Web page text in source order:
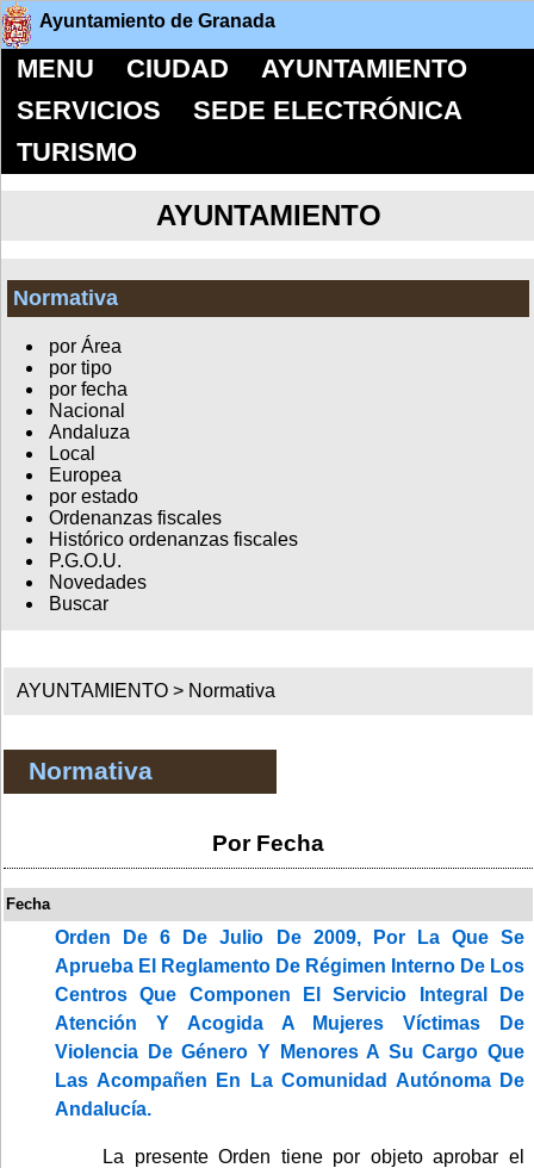
Ayuntamiento de Granada
MENU CIUDAD
AYUNTAMIENTO
SERVICIOS
SEDE ELECTRÓNICA
TURISMO
AYUNTAMIENTO
Normativa
por Área
por tipo
por fecha
Nacional
Andaluza
Local
Europea
por estado
Ordenanzas fiscales
Histórico ordenanzas fiscales
P.G.O.U.
Novedades
Buscar
AYUNTAMIENTO > Normativa
Normativa
Por Fecha
Fecha
Orden De 6 De Julio De 2009, Por La Que Se
Aprueba El Reglamento De Régimen Interno De Los
Centros Que Componen El Servicio Integral De
Atención Y Acogida A Mujeres Víctimas De
Violencia De Género Y Menores A Su Cargo Que
Las Acompañen En La Comunidad Autónoma De
Andalucía.
La presente Orden tiene por objeto aprobar el